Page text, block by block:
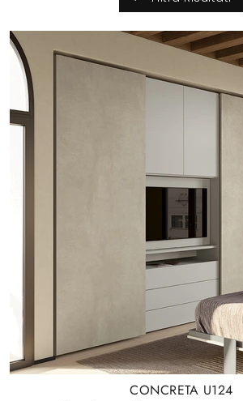
CONCRETA U124